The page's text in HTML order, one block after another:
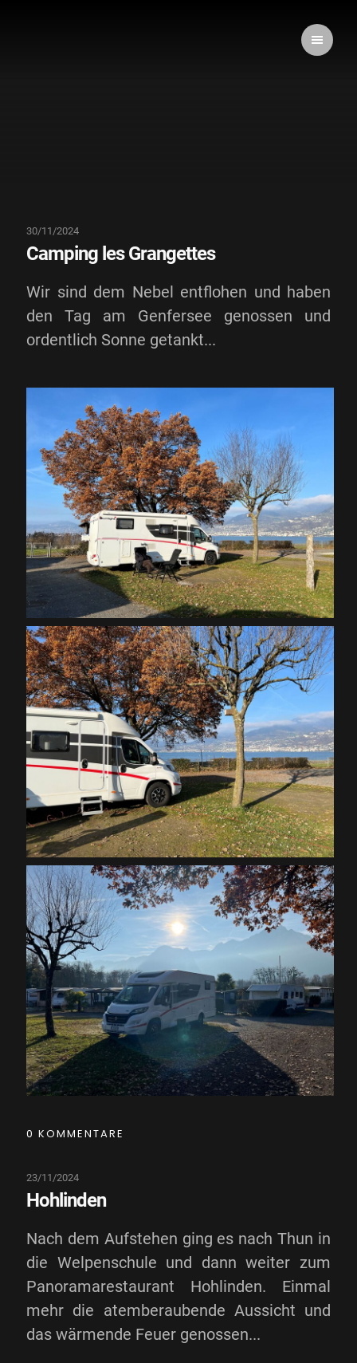
Camping les Grangettes
30/11/2024
Wir sind dem Nebel entflohen und haben
den Tag am Genfersee genossen und
ordentlich Sonne getankt...
0 KOMMENTARE
Hohlinden
23/11/2024
Nach dem Aufstehen ging es nach Thun in
die Welpenschule und dann weiter zum
Panoramarestaurant Hohlinden. Einmal
mehr die atemberaubende Aussicht und
das wärmende Feuer genossen...